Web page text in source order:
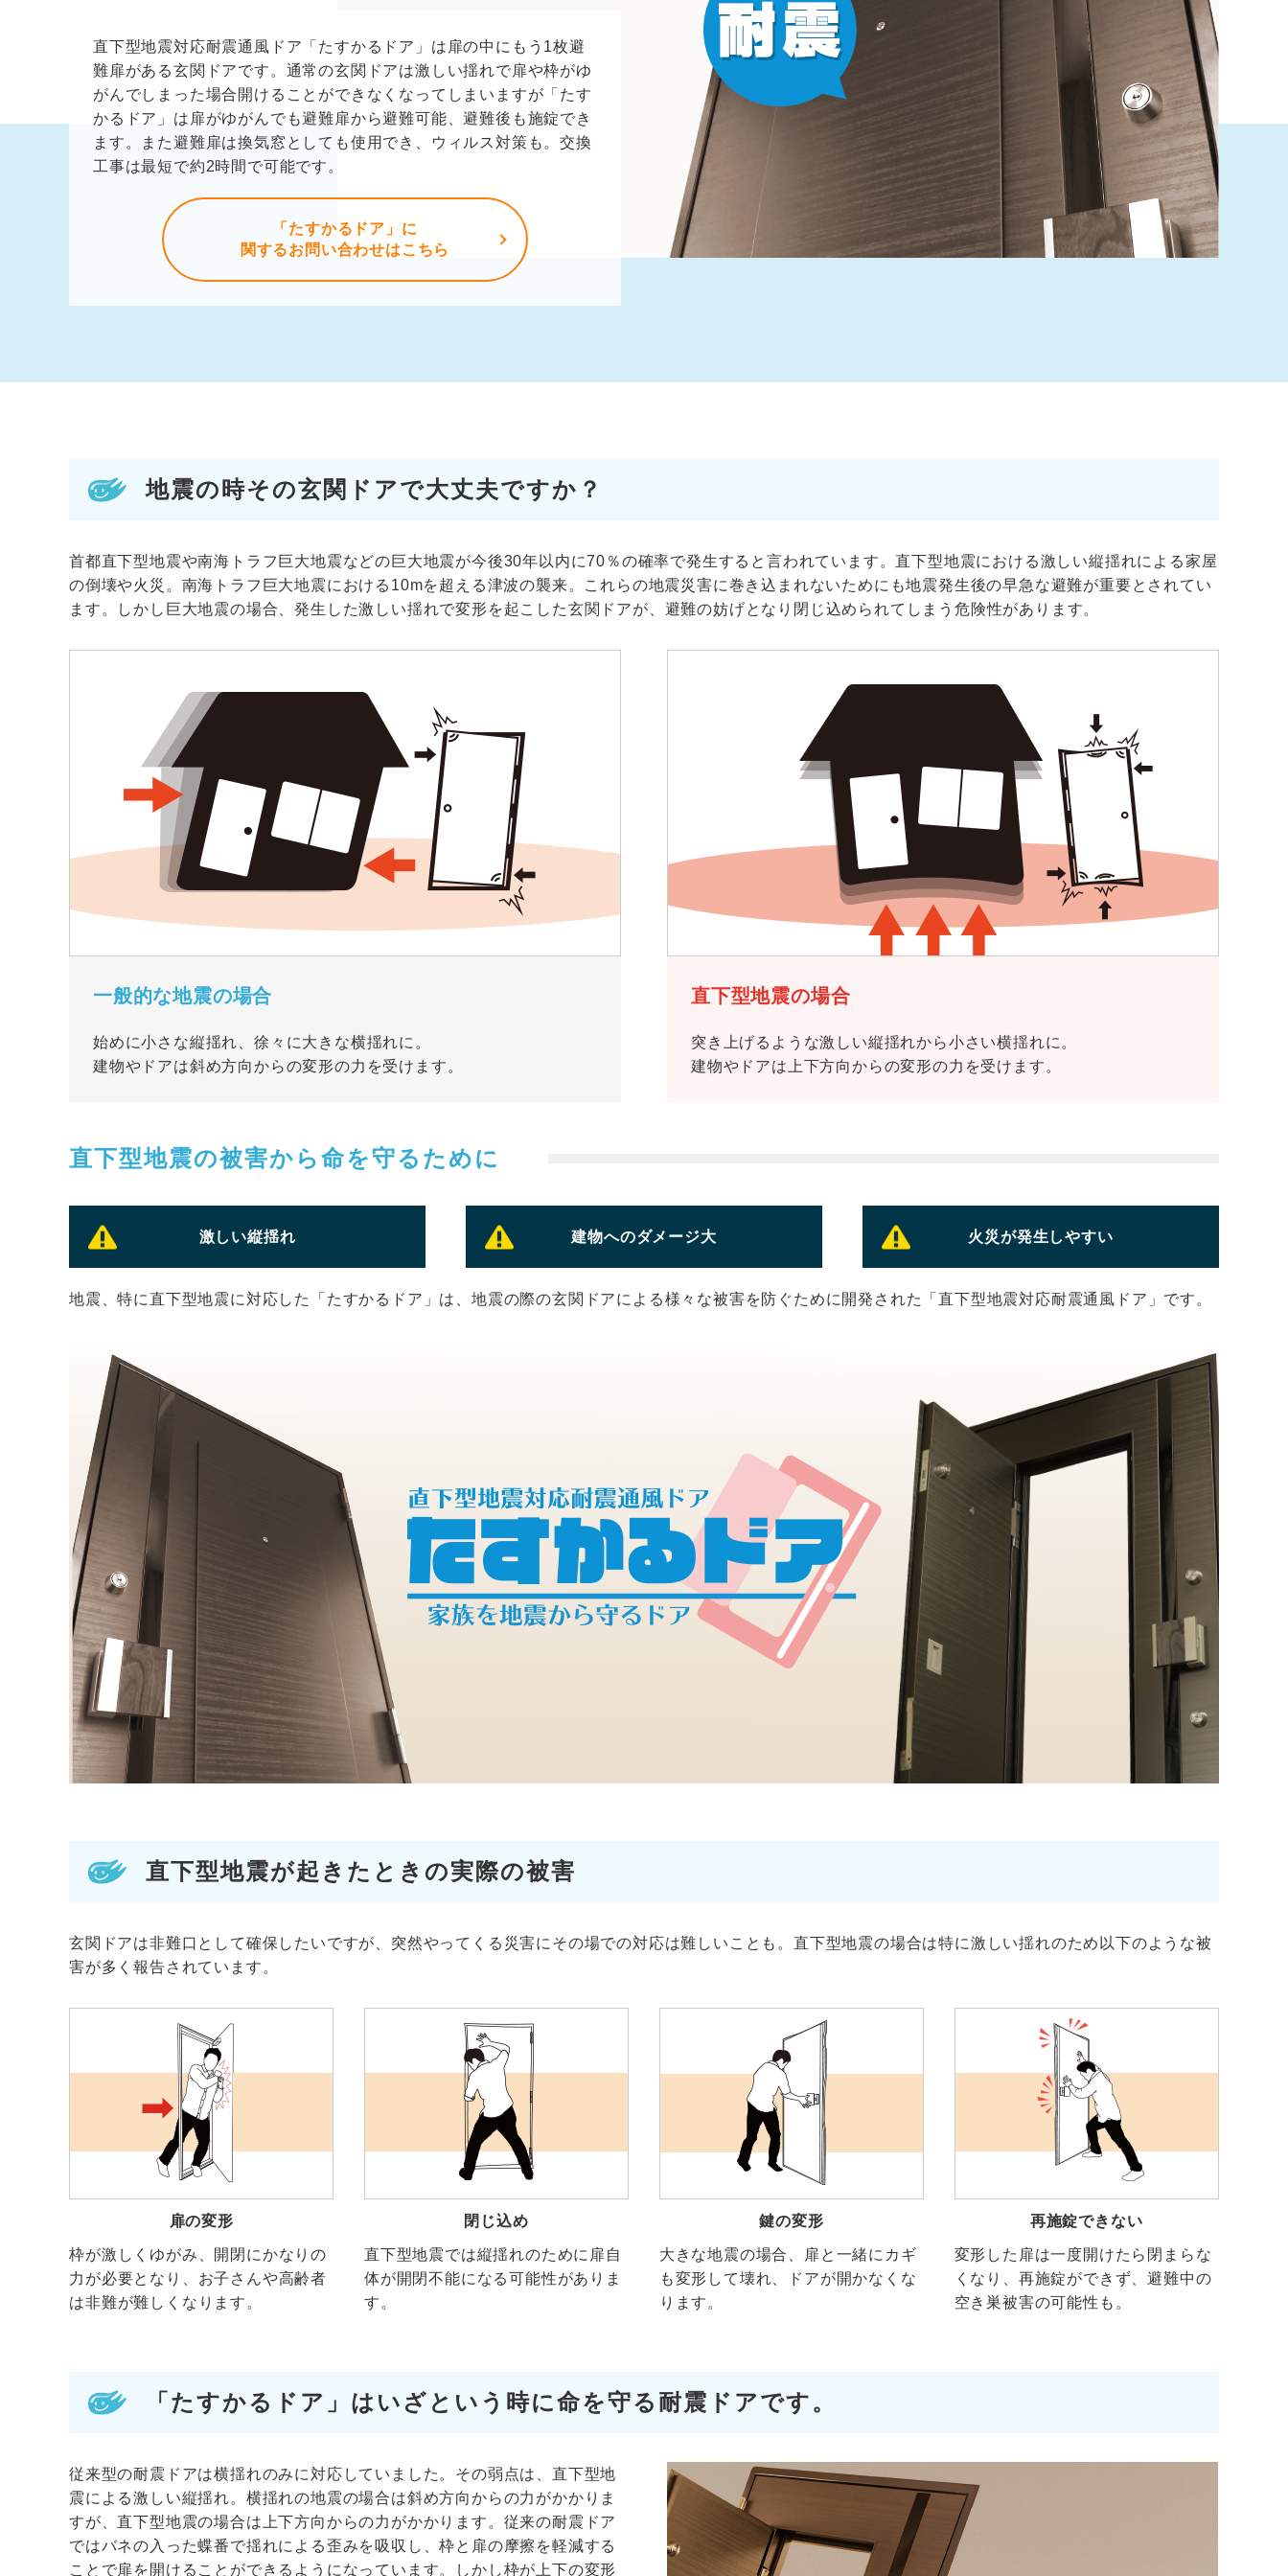
直下型地震対応耐震通風ドア「たすかるドア」は扉の中にもう1枚避
難扉がある玄関ドアです。通常の玄関ドアは激しい揺れで扉や枠がゆ
がんでしまった場合開けることができなくなってしまいますが「たす
かるドア」は扉がゆがんでも避難扉から避難可能、避難後も施錠でき
ます。また避難扉は換気窓としても使用でき、ウィルス対策も。交換
工事は最短で約2時間で可能です。
「たすかるドア」に
関するお問い合わせはこちら
地震の時その玄関ドアで大丈夫ですか？
首都直下型地震や南海トラフ巨大地震などの巨大地震が今後30年以内に70％の確率で発生すると言われています。直下型地震における激しい縦揺れによる家屋
の倒壊や火災。南海トラフ巨大地震における10mを超える津波の襲来。これらの地震災害に巻き込まれないためにも地震発生後の早急な避難が重要とされてい
ます。しかし巨大地震の場合、発生した激しい揺れで変形を起こした玄関ドアが、避難の妨げとなり閉じ込められてしまう危険性があります。
一般的な地震の場合
始めに小さな縦揺れ、徐々に大きな横揺れに。
建物やドアは斜め方向からの変形の力を受けます。
直下型地震の場合
突き上げるような激しい縦揺れから小さい横揺れに。
建物やドアは上下方向からの変形の力を受けます。
直下型地震の被害から命を守るために
激しい縦揺れ 建物へのダメージ大 火災が発生しやすい
地震、特に直下型地震に対応した「たすかるドア」は、地震の際の玄関ドアによる様々な被害を防ぐために開発された「直下型地震対応耐震通風ドア」です。
直下型地震が起きたときの実際の被害
玄関ドアは非難口として確保したいですが、突然やってくる災害にその場での対応は難しいことも。直下型地震の場合は特に激しい揺れのため以下のような被
害が多く報告されています。
扉の変形
枠が激しくゆがみ、開閉にかなりの
力が必要となり、お子さんや高齢者
は非難が難しくなります。
閉じ込め
直下型地震では縦揺れのために扉自
体が開閉不能になる可能性がありま
す。
鍵の変形
大きな地震の場合、扉と一緒にカギ
も変形して壊れ、ドアが開かなくな
ります。
再施錠できない
変形した扉は一度開けたら閉まらな
くなり、再施錠ができず、避難中の
空き巣被害の可能性も。
「たすかるドア」はいざという時に命を守る耐震ドアです。
従来型の耐震ドアは横揺れのみに対応していました。その弱点は、直下型地
震による激しい縦揺れ。横揺れの地震の場合は斜め方向からの力がかかりま
すが、直下型地震の場合は上下方向からの力がかかります。従来の耐震ドア
ではバネの入った蝶番で揺れによる歪みを吸収し、枠と扉の摩擦を軽減する
ことで扉を開けることができるようになっています。しかし枠が上下の変形